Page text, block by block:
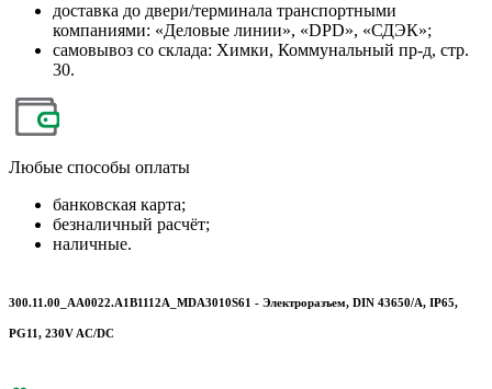
доставка до двери/терминала транспортными
компаниями: «Деловые линии», «DPD», «СДЭК»;
самовывоз со склада: Химки, Коммунальный пр-д, стр.
30.
Любые способы оплаты
банковская карта;
безналичный расчёт;
наличные.
300.11.00_AA0022.A1B1112A_MDA3010S61 - Электроразъем, DIN 43650/A, IP65,
PG11, 230V AC/DC